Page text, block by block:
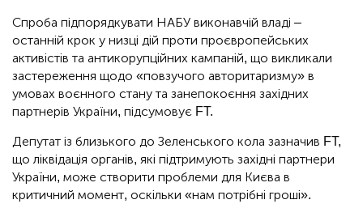
Спроба підпорядкувати НАБУ виконавчій владі –
останній крок у низці дій проти проєвропейських
активістів та антикорупційних кампаній, що викликали
застереження щодо «повзучого авторитаризму» в
умовах воєнного стану та занепокоєння західних
партнерів України, підсумовує FT.
Депутат із близького до Зеленського кола зазначив FT,
що ліквідація органів, які підтримують західні партнери
України, може створити проблеми для Києва в
критичний момент, оскільки «нам потрібні гроші».